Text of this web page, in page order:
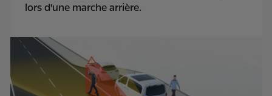
lors d'une marche arrière.